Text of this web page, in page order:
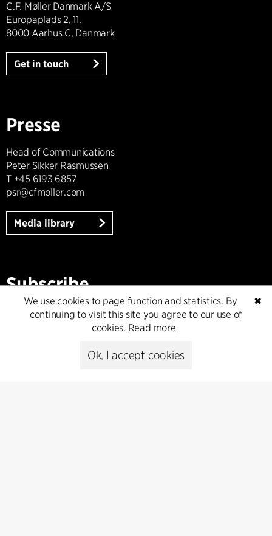
C.F. Møller Danmark A/S
Europaplads 2, 11.
8000 Aarhus C, Danmark
Get in touch
Presse
Head of Communications
Peter Sikker Rasmussen
T +45 6193 6857
psr@cfmoller.com
Media library
Subscribe
Subscribe to our newsletter and get
the latest architecture news.
✖
We use cookies to page function and statistics. By
continuing to visit this site you agree to our use of
cookies. Read more
Ok, I accept cookies